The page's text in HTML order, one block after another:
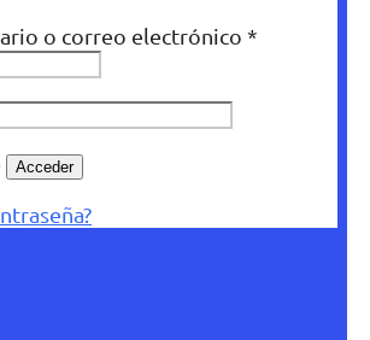
o correo electrónico *
Acceder